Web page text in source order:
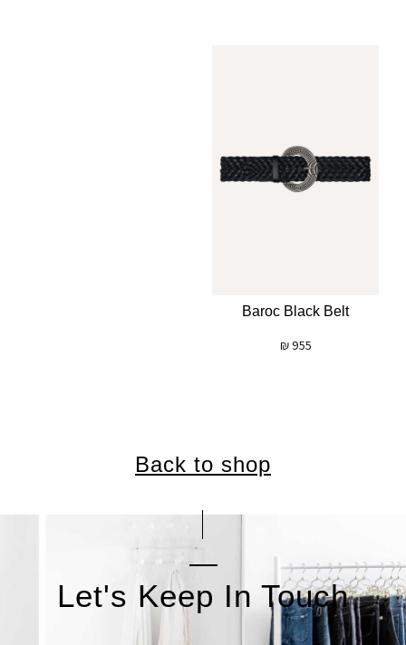
Baroc Black Belt
955
₪
Back to shop
Let's Keep In Touch
אימייל